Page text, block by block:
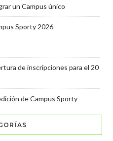
un Campus único
Sporty 2026
de inscripciones para el 20
de Campus Sporty